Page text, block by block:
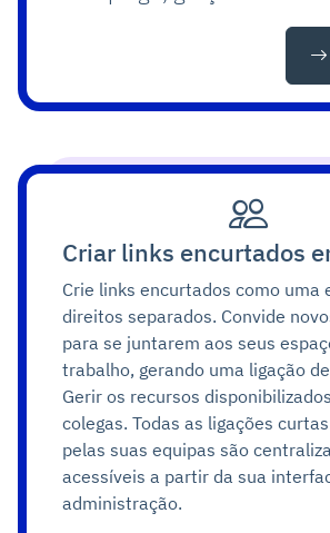
Criar links encurtados
Crie links encurtados como uma
direitos separados. Convide
para se juntarem aos seus
trabalho, gerando uma ligação
Gerir os recursos
colegas. Todas as ligações
pelas suas equipas são
acessíveis a partir da sua
administração.